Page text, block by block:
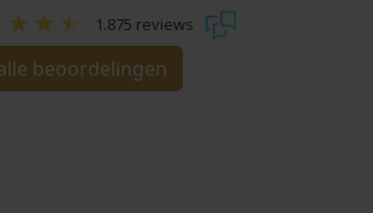
1.875 reviews
beoordelingen